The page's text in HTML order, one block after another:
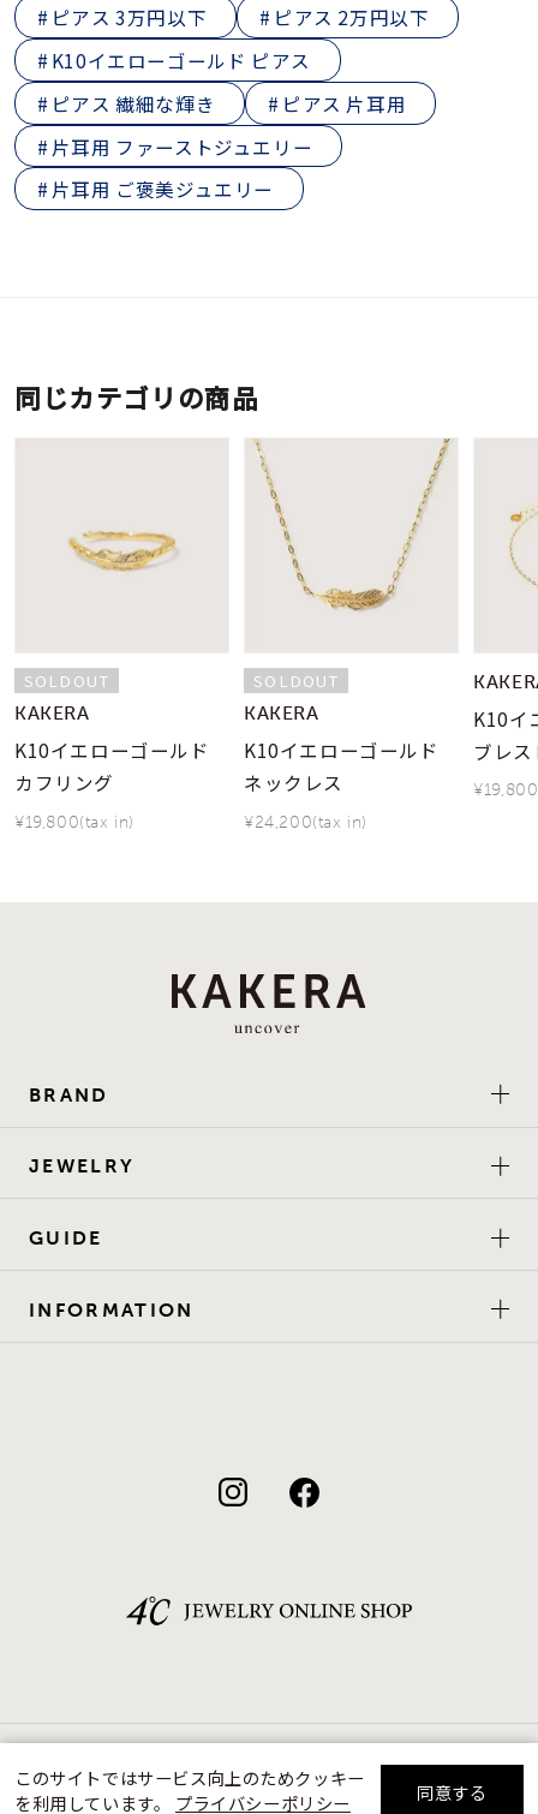
ピアス 3万円以下
ピアス 2万円以下
K10イエローゴールド ピアス
ピアス 繊細な輝き
ピアス 片耳用
片耳用 ファーストジュエリー
片耳用 ご褒美ジュエリー
同じカテゴリの商品
SOLDOUT
KAKERA
K10イエローゴールド
カフリング
¥19,800(tax in)
SOLDOUT
KAKERA
K10イエローゴールド
ネックレス
¥24,200(tax in)
K10イ
ブレ
BRAND
JEWELRY
GUIDE
INFORMATION
このサイトではサービス向上のためクッキー
を利用しています。 プライバシーポリシー 同意する